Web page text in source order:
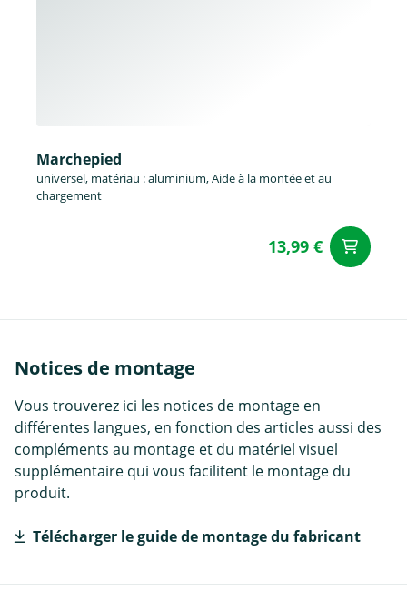
Marchepied
universel, matériau : aluminium, Aide à la montée et au
chargement
13,99 €
Notices de montage
Vous trouverez ici les notices de montage en
différentes langues, en fonction des articles aussi des
compléments au montage et du matériel visuel
supplémentaire qui vous facilitent le montage du
produit.
Télécharger le guide de montage du fabricant